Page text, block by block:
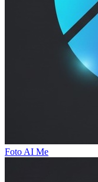
Foto AI Me